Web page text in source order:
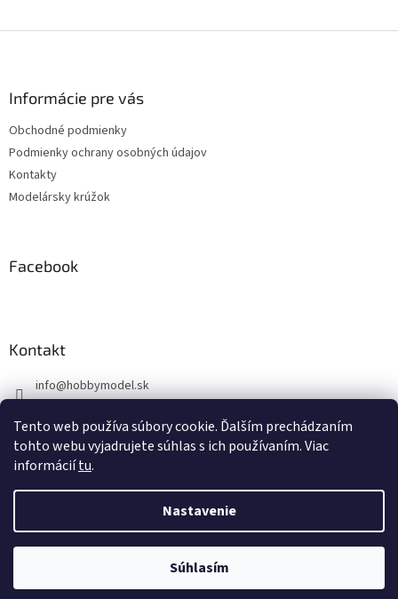
Tento web používa súbory cookie. Ďalším prechádzaním
tohto webu vyjadrujete súhlas s ich používaním. Viac
informáciítu.
Nastavenie
Súhlasím
Informácie pre vás
Obchodné podmienky
Podmienky ochrany osobných údajov
Kontakty
Modelársky krúžok
Facebook
Kontakt
info@hobbymodel.sk
https://www.facebook.com/skhobbymodel
Vytvoril Shoptet
hobbymodel.sk. Všetky práva vyhradené.